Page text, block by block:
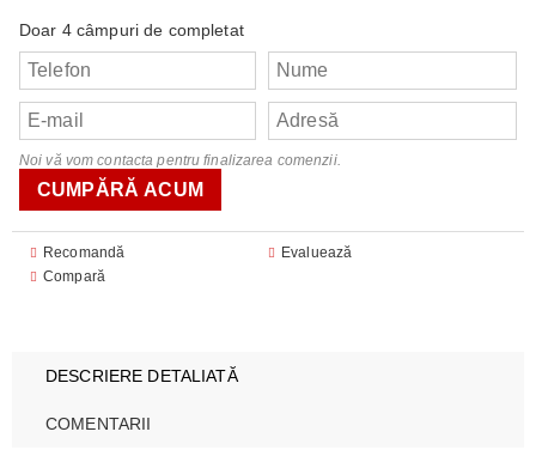
Doar 4 câmpuri de completat
Noi vă vom contacta pentru finalizarea comenzii.
Recomandă
Evaluează
Compară
DESCRIERE DETALIATĂ
COMENTARII